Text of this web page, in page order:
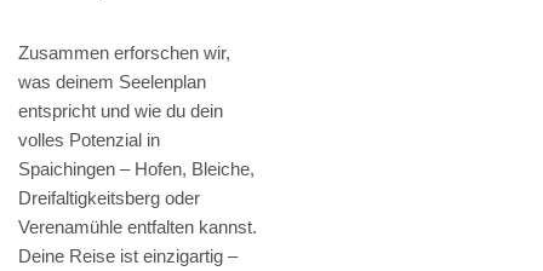
Zusammen erforschen wir,
was deinem Seelenplan
entspricht und wie du dein
volles Potenzial in
Spaichingen – Hofen, Bleiche,
Dreifaltigkeitsberg oder
Verenamühle entfalten kannst.
Deine Reise ist einzigartig –